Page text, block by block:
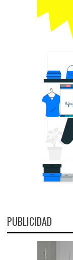
PUBLICIDAD